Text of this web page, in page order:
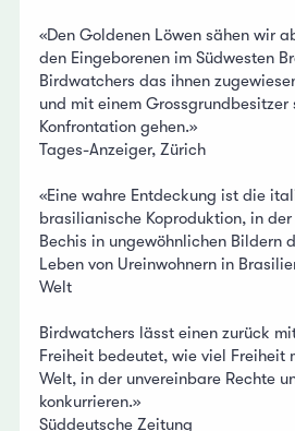
«Den Goldenen Löwen sähen wir
den Eingeborenen im Südwesten
Birdwatchers das ihnen
und mit einem Grossgrundbesitzer
Konfrontation gehen.»
Tages-Anzeiger, Zürich
«Eine wahre Entdeckung ist die
brasilianische Koproduktion, in
Bechis in ungewöhnlichen Bildern
Leben von Ureinwohnern in
Welt
Birdwatchers lässt einen zurück
Freiheit bedeutet, wie viel Freiheit
Welt, in der unvereinbare Rechte
konkurrieren.»
Süddeutsche Zeitung